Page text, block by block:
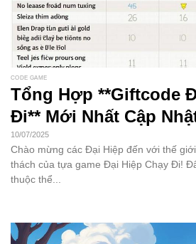
CODE GAME
Tổng Hợp **Giftcode
Đi** Mới Nhất Cập
10/07/2025
Chào mừng các Đại Hiệp đến với thế
thách của tựa game Đại Hiệp Chạy Đi!
thuộc thể...